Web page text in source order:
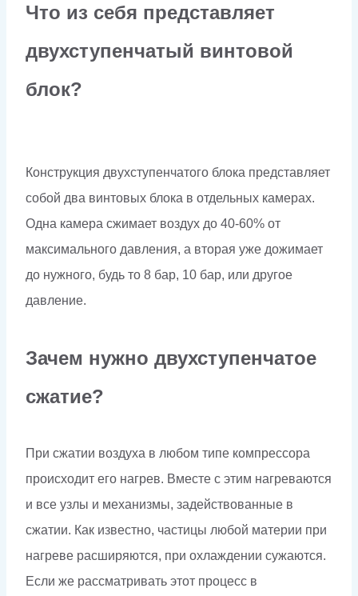
Что из себя представляет
двухступенчатый винтовой
блок?
Конструкция двухступенчатого блока представляет
собой два винтовых блока в отдельных камерах.
Одна камера сжимает воздух до 40-60% от
максимального давления, а вторая уже дожимает
до нужного, будь то 8 бар, 10 бар, или другое
давление.
Зачем нужно двухступенчатое
сжатие?
При сжатии воздуха в любом типе компрессора
происходит его нагрев. Вместе с этим нагреваются
и все узлы и механизмы, задействованные в
сжатии. Как известно, частицы любой материи при
нагреве расширяются, при охлаждении сужаются.
Если же рассматривать этот процесс в